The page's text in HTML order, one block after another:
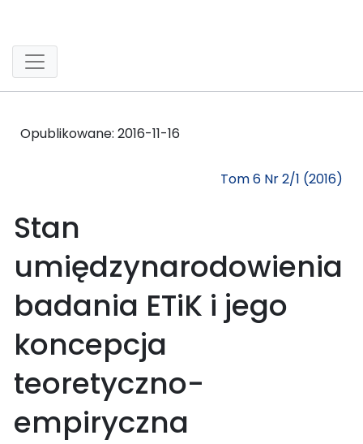
Opublikowane: 2016-11-16
Tom 6 Nr 2/1 (2016)
Stan
umiędzynarodowienia
badania ETiK i jego
koncepcja
teoretyczno-
empiryczna